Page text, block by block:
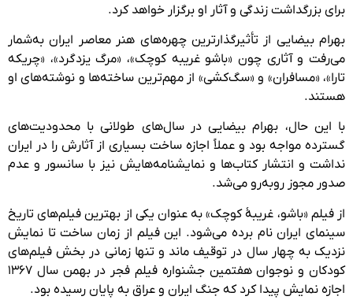
برای بزرگداشت زندگی و آثار او برگزار خواهد کرد.
بهرام بیضایی از تأثیرگذارترین چهره‌های هنر معاصر ایران به‌شمار
می‌رفت و آثاری چون «باشو غریبه کوچک»، «مرگ یزدگرد»، «چریکه
تارا»، «مسافران» و «سگ‌کشی» از مهم‌ترین ساخته‌ها و نوشته‌های او
هستند.
با این حال، بهرام بیضایی در سال‌های طولانی با محدودیت‌های
گسترده مواجه بود و عملاً اجازه ساخت بسیاری از آثارش را در ایران
نداشت و انتشار کتاب‌ها و نمایشنامه‌هایش نیز با سانسور و عدم
صدور مجوز روبه‌رو می‌شد.
از فیلم «باشو، غریبۀ کوچک» به عنوان یکی از بهترین فیلم‌های تاریخ
سینمای ایران نام برده می‌شود. این فیلم از زمان ساخت تا نمایش
نزدیک به چهار سال در توقیف ماند و تنها زمانی در بخش فیلم‌های
کودکان و نوجوان هفتمین جشنواره فیلم فجر در بهمن سال ۱۳۶۷
اجازه نمایش پیدا کرد که جنگ ایران و عراق به پایان رسیده بود.